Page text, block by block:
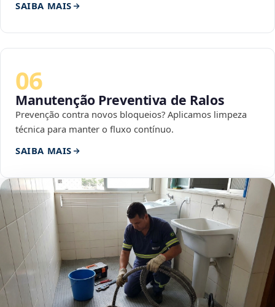
SAIBA MAIS
06
Manutenção Preventiva de Ralos
Prevenção contra novos bloqueios? Aplicamos limpeza
técnica para manter o fluxo contínuo.
SAIBA MAIS